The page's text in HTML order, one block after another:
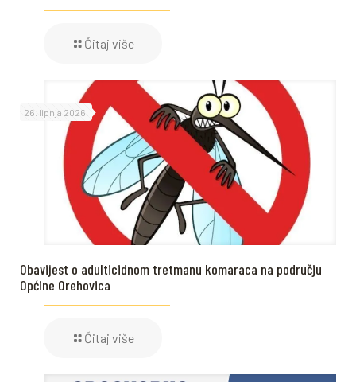
Čitaj više
26. lipnja 2026.
Obavijest o adulticidnom tretmanu komaraca na području
Općine Orehovica
Čitaj više